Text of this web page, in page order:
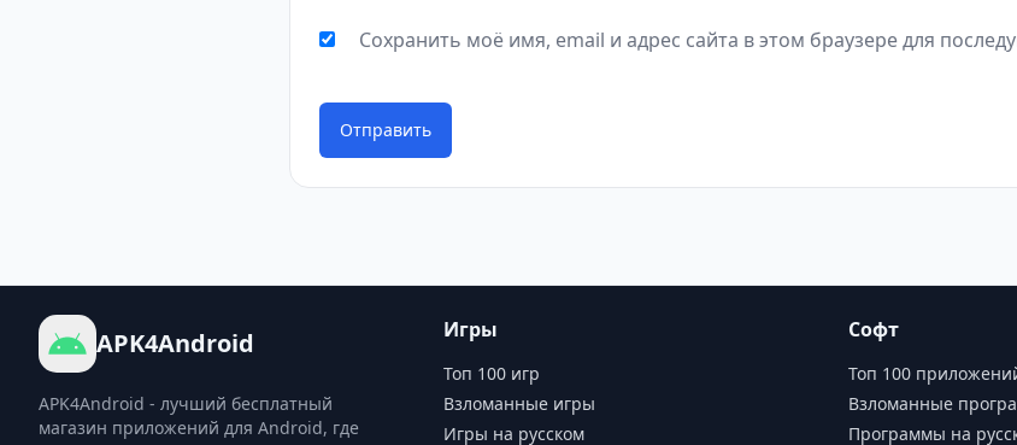
Сохранить моё имя, email и адрес сайта в этом браузере для
Отправить
APK4Android
APK4Android - лучший бесплатный
магазин приложений для Android, где
Игры
Топ 100 игр
Взломанные игры
Игры на русском
Софт
Топ 100
Взломанные
Программы на